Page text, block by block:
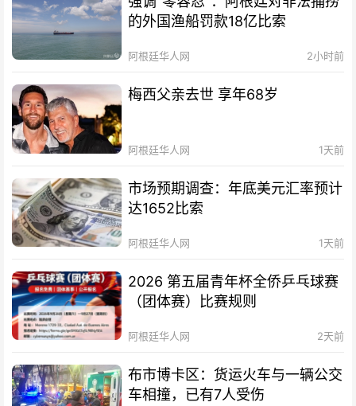
的外国渔船罚款18亿比索
阿根廷华人网 2小时前
梅西父亲去世 享年68岁
阿根廷华人网 1天前
市场预期调查：年底美元汇率预计
达1652比索
阿根廷华人网 1天前
2026 第五届青年杯全侨乒乓球赛
（团体赛）比赛规则
阿根廷华人网 2天前
布市博卡区：货运火车与一辆公交
车相撞，已有7人受伤